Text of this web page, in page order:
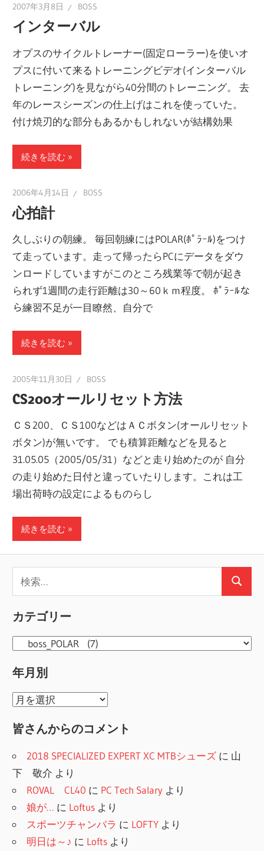
2007年3月8日 BOSS
インターバル
オプスのサイクルトレーナー(固定ローラー)を使いオ
プスに付いて来るトレーニングビデオ(インターバル
トレーニング)を見ながら40分間のトレーニング。 去
年のレースシーズンの仕上げはこれを使っていた。
付け焼刃的な部分もあるかもしれないが結構効果
続きを読む
2006年4月14日 BOSS
心拍計
久しぶりの朝練。 毎回朝練にはPOLAR(ﾎﾟﾗｰﾙ)をつけ
て走っています。走って帰ったらPCにデータをダウ
ンロードしていますがこのところ残業等で朝が起き
られず1週間の走行距離は30～60ｋｍ程度。 ﾎﾟﾗｰﾙな
ら練習不足が一目瞭然、自分で
続きを読む
2005年11月30日 BOSS
CS200オールリセット方法
ＣＳ200、ＣＳ100などはＡＣボタン(オールリセット
ボタン)が無いです。 でも積算距離などを見ると
31.05.05（2005/05/31）などと走り始めたのが 自分
の走り始めた日付と違っていたりします。これは工
場出荷時の設定によるものらし
続きを読む
検
カテゴリー
ゴ
リ
ー
年月別
年
別
皆さんからのコメント
2018 SPECIALIZED EXPERT XC MTBシューズ に 山
下 敬介 より
ROVAL CL40 に PC Tech Salary より
娘が… に Loftus より
スポーツチャンバラ に LOFTY より
明日は～♪ に Lofts より